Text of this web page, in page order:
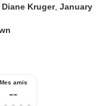
Diane Kruger,January
Mes amis
--